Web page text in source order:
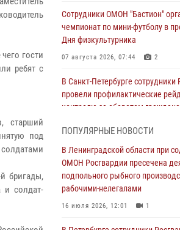
гости
ребят с
старший
под
бригады,
и солдат-
Сотрудники ОМОН "Бастион"
чемпионат по мини-футболу в
Дня физкультурника
07 августа 2026, 07:44 2
В Санкт-Петербурге сотрудники
провели профилактические
контролю за оборотом
В Красносельском районе наряд
задержал правонарушителя,
летнему подростку
06 августа 2026, 13:39
ПОПУЛЯРНЫЕ НОВОСТИ
В Ленинградской области при
ОМОН Росгвардии пресечена
подпольного рыбного
рабочими-нелегалами
16 июля 2026, 12:01 1